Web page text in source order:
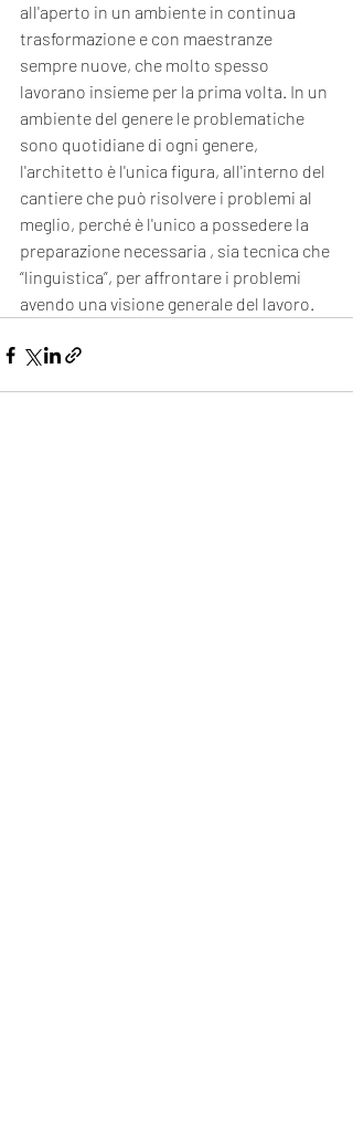
all'aperto in un ambiente in continua
trasformazione e con maestranze
sempre nuove, che molto spesso
lavorano insieme per la prima volta. In un
ambiente del genere le problematiche
sono quotidiane di ogni genere,
l'architetto è l'unica figura, all'interno del
cantiere che può risolvere i problemi al
meglio, perché è l'unico a possedere la
preparazione necessaria , sia tecnica che
“linguistica”, per affrontare i problemi
avendo una visione generale del lavoro.